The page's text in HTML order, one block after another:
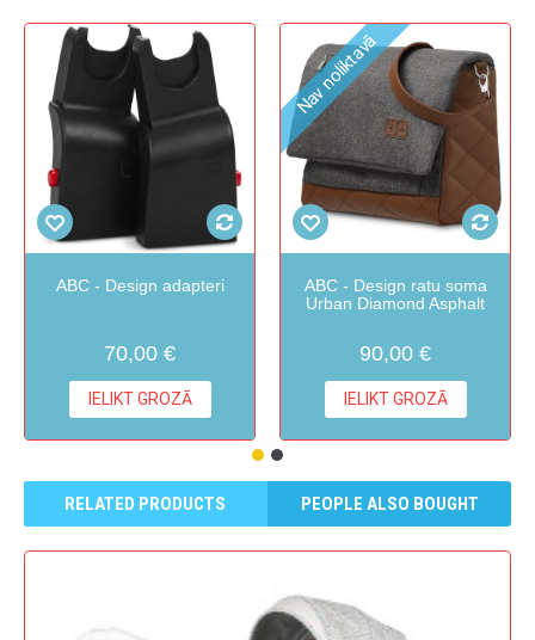
ABC - Design adapteri
70,00 €
IELIKT GROZĀ
Nav noliktavā
ABC - Design ratu soma
Urban Diamond Asphalt
90,00 €
IELIKT GROZĀ
RELATED PRODUCTS PEOPLE ALSO BOUGHT